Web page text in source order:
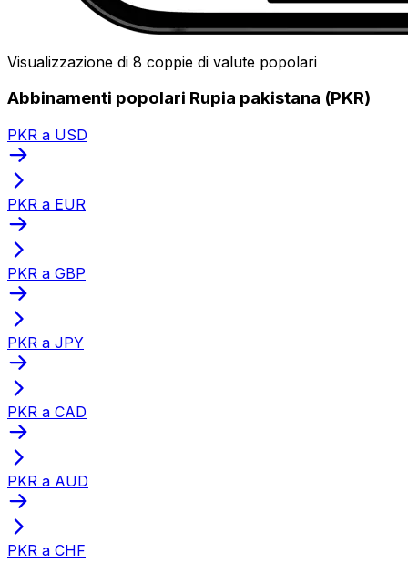
Visualizzazione di 8 coppie di valute popolari
Abbinamenti popolari Rupia pakistana (PKR)
PKR a USD
PKR a EUR
PKR a GBP
PKR a JPY
PKR a CAD
PKR a AUD
PKR a CHF